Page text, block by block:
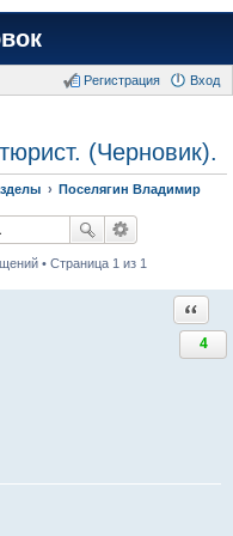
Вход
Регистрация
(Черновик).
Поселягин Владимир
• Страница 1 из 1
4